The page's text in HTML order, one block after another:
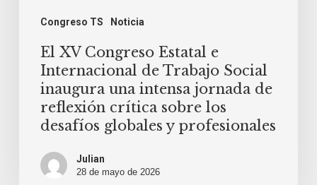
Congreso TS Noticia
crítica
sobre
desafíos
globales
El XV Congreso Estatal e
Internacional de Trabajo Social
inaugura una intensa jornada de
reflexión crítica sobre los
desafíos globales y profesionales
Julian
28 de mayo de 2026